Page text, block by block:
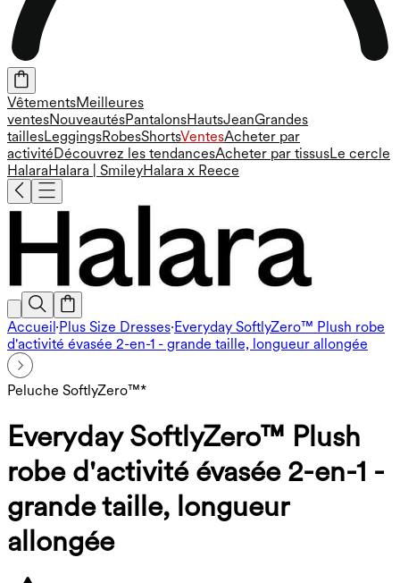
VêtementsMeilleures
ventesNouveautésPantalonsHautsJeanGrandes
taillesLeggingsRobesShortsVentesAcheter par
activité Découvrez les tendancesAcheter par tissusLe cercle
Halara Halara | SmileyHalara x Reece
Accueil ·Plus Size Dresses·Everyday SoftlyZero™ Plush robe
d'activité évasée 2-en-1 - grande taille, longueur allongée
Peluche SoftlyZero™*
Everyday SoftlyZero™ Plush
robe d'activité évasée 2-en-1 -
grande taille, longueur
allongée